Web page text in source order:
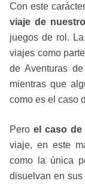
Con este
viaje de
juegos de rol.
viajes como
de Aventuras
mientras que
como es el caso
Pero el caso
viaje, en este
como la única
disuelvan en